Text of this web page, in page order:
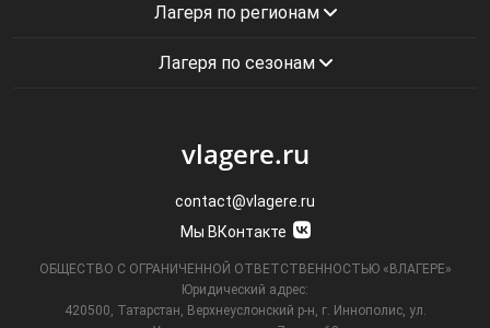
Лагеря по регионам
Лагеря по сезонам
vlagere.ru
contact@vlagere.ru
Мы ВКонтакте
ОБЩЕСТВО С ОГРАНИЧЕННОЙ ОТВЕТСТВЕННОСТЬЮ «ВЛАГЕРЕ»
Юридический адрес:
420500, Татарстан, Верхнеуслонский р-н, г. Иннополис, ул.